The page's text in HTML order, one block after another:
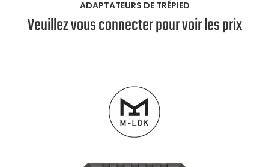
ADAPTATEURS DE TRÉPIED
Veuillez vous connecter pour voir les prix